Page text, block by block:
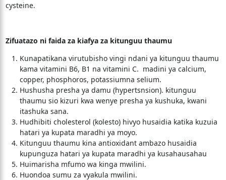
cysteine.
Zifuatazo ni faida za kiafya za kitunguu thaumu
Kunapatikana virutubisho vingi ndani ya kitunguu thaumu
kama vitamini B6, B1 na vitamini C. madini ya calcium,
copper, phosphoros, potassiumna selium.
Hushusha presha ya damu (hypertsnsion). kitunguu
thaumu sio kizuri kwa wenye presha ya kushuka, kwani
itashuka sana.
Hudhibiti cholesterol (kolesto) hivyo husaidia katika kuzuia
hatari ya kupata maradhi ya moyo.
Kitunguu thaumu kina antioxidant ambazo husaidia
kupunguza hatari ya kupata maradhi ya kusahausahau
Huimarisha mfumo wa kinga mwilini.
Huondoa sumu za vyakula mwilini.